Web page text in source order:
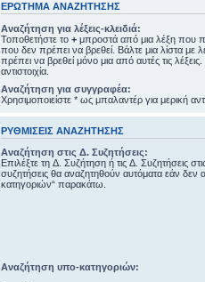
ΕΡΏΤΗΜΑ ΑΝΑΖΉΤΗΣΗΣ
Αναζήτηση για λέξεις-κλειδιά:
Τοποθετήστε το + μπροστά από μια λέξη που
που δεν πρέπει να βρεθεί. Βάλτε μια λίστα με
πρέπει να βρεθεί μόνο μια από αυτές τις
αντιστοιχία.
Αναζήτηση για συγγραφέα:
Χρησιμοποιείστε * ως μπαλαντέρ για μερική
ΡΥΘΜΊΣΕΙΣ ΑΝΑΖΉΤΗΣΗΣ
Αναζήτηση στις Δ. Συζητήσεις:
Επιλέξτε τη Δ. Συζήτηση ή τις Δ. Συζητήσεις
συζητήσεις θα αναζητηθούν αυτόματα εάν
κατηγοριών“ παρακάτω.
Αναζήτηση υπο-κατηγοριών: